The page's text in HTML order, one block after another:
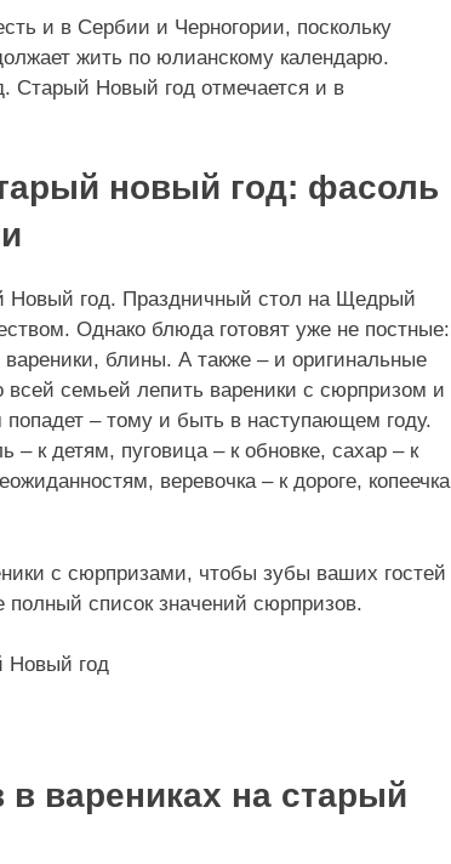
и в Сербии и Черногории, поскольку
жить по юлианскому календарю.
Старый Новый год отмечается и в
новый год: фасоль
Новый год. Праздничный стол на Щедрый
Однако блюда готовят уже не постные:
блины. А также – и оригинальные
всей семьей лепить вареники с сюрпризом и
– тому и быть в наступающем году.
к детям, пуговица – к обновке, сахар – к
веревочка – к дороге, копеечка
с сюрпризами, чтобы зубы ваших гостей
список значений сюрпризов.
Новый год
варениках на старый